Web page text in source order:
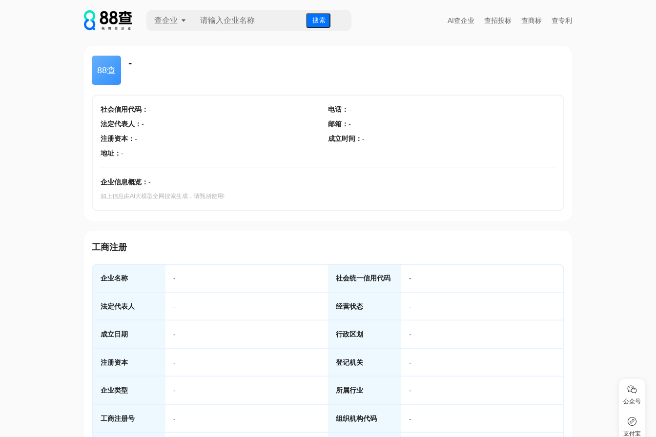
查企业 搜 索 AI查企业 查招投标 查商标 查专利
88查
-
社会信用代码： - 电话： -
法定代表人 ： - 邮箱 ： -
注册资本： - 成立时间 ： -
地址： -
企业信息概览： -
如上信息由AI大模型全网搜索生成，请甄别使用!
工商注册
企业名称 - 社会统一信用代码 -
法定代表人 - 经营状态 -
成立日期 - 行政区划 -
注册资本 - 登记机关 -
企业类型 - 所属行业 -
工商注册号 - 组织机构代码 -
公众号
支付宝